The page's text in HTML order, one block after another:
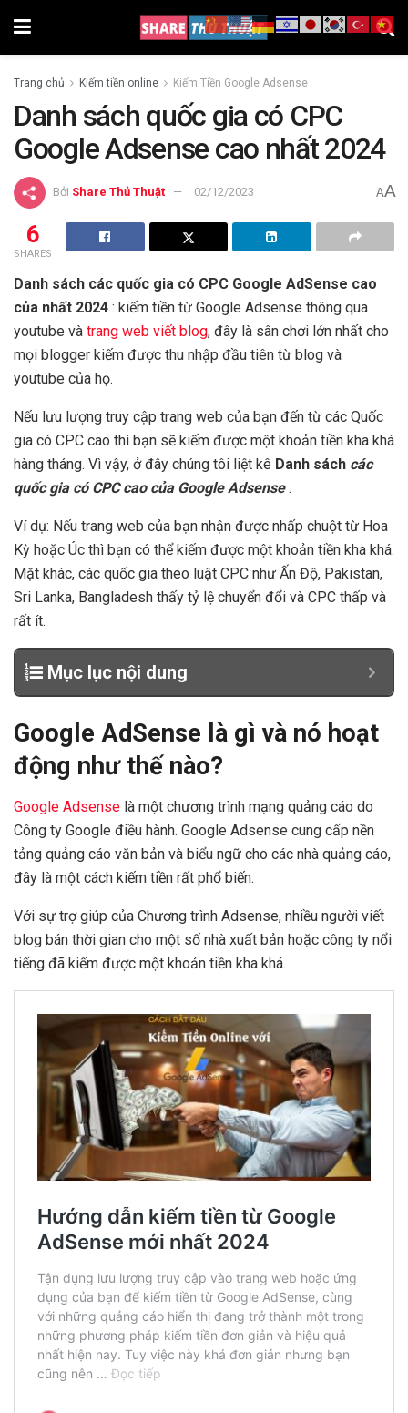
Trang chủ Kiếm tiền online Kiếm Tiền Google Adsense
Danh sách quốc gia có CPC
Google Adsense cao nhất 2024
Bởi Share Thủ Thuật 02/12/2023 AA
6
SHARES
Danh sách các quốc gia có CPC Google AdSense cao
của nhất 2024 : kiếm tiền từ Google Adsense thông qua
youtube và trang web viết blog, đây là sân chơi lớn nhất cho
mọi blogger kiếm được thu nhập đầu tiên từ blog và
youtube của họ.
Nếu lưu lượng truy cập trang web của bạn đến từ các Quốc
gia có CPC cao thì bạn sẽ kiếm được một khoản tiền kha khá
hàng tháng. Vì vậy, ở đây chúng tôi liệt kê Danh sách các
quốc gia có CPC cao của Google Adsense.
Ví dụ: Nếu trang web của bạn nhận được nhấp chuột từ Hoa
Kỳ hoặc Úc thì bạn có thể kiếm được một khoản tiền kha khá.
Mặt khác, các quốc gia theo luật CPC như Ấn Độ, Pakistan,
Sri Lanka, Bangladesh thấy tỷ lệ chuyển đổi và CPC thấp và
rất ít.
Mục lục nội dung
Google AdSense là gì và nó hoạt
động như thế nào?
Google Adsense là một chương trình mạng quảng cáo do
Công ty Google điều hành. Google Adsense cung cấp nền
tảng quảng cáo văn bản và biểu ngữ cho các nhà quảng cáo,
đây là một cách kiếm tiền rất phổ biến.
Với sự trợ giúp của Chương trình Adsense, nhiều người viết
blog bán thời gian cho một số nhà xuất bản hoặc công ty nổi
tiếng đã kiếm được một khoản tiền kha khá.